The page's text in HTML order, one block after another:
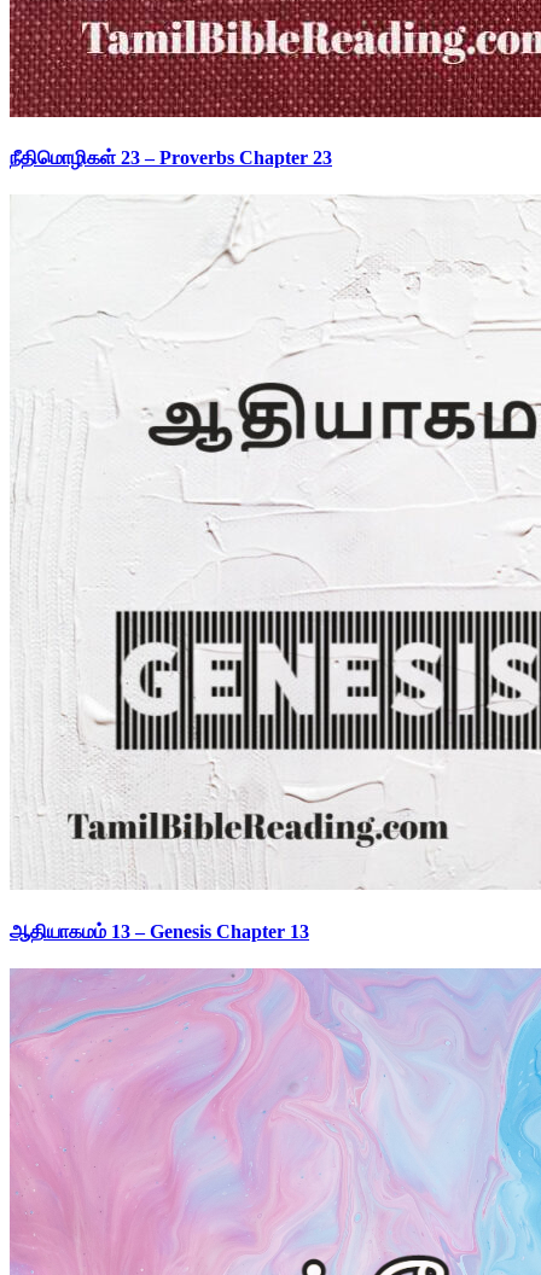
நீதிமொழிகள் 23 – Proverbs Chapter 23
ஆதியாகமம் 13 – Genesis Chapter 13